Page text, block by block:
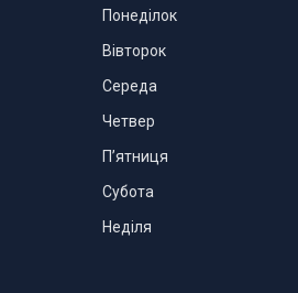
Понеділок
Вівторок
Середа
Четвер
Пʼятниця
Субота
Неділя